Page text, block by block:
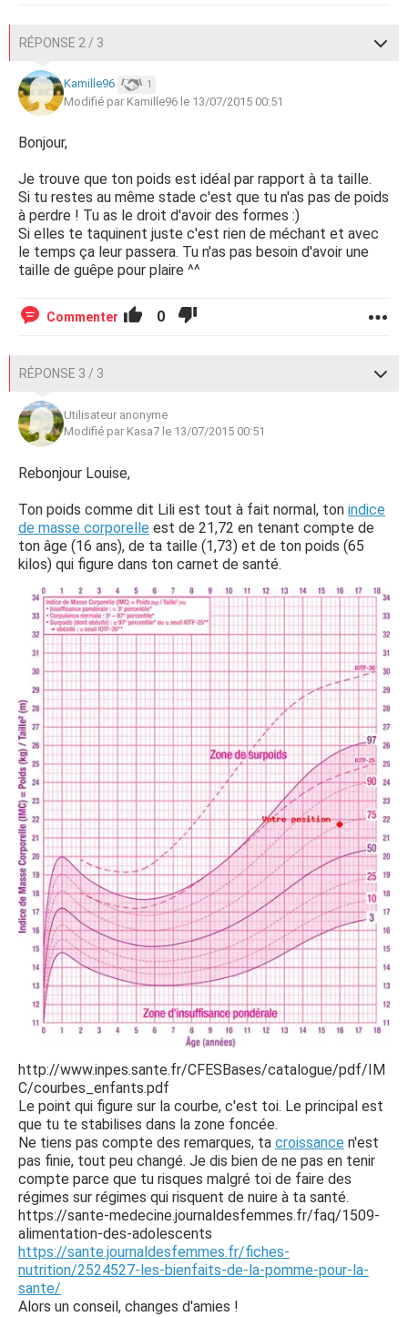
RÉPONSE 2 / 3
Kamille96 1
Modifié par Kamille96 le 13/07/2015 00:51
Bonjour,
Je trouve que ton poids est idéal par rapport à ta taille.
Si tu restes au même stade c'est que tu n'as pas de poids
à perdre ! Tu as le droit d'avoir des formes :)
Si elles te taquinent juste c'est rien de méchant et avec
le temps ça leur passera. Tu n'as pas besoin d'avoir une
taille de guêpe pour plaire ^^
Commenter 0
RÉPONSE 3 / 3
Utilisateur anonyme
Modifié par Kasa7 le 13/07/2015 00:51
Rebonjour Louise,
Ton poids comme dit Lili est tout à fait normal, ton indice
de masse corporelle est de 21,72 en tenant compte de
ton âge (16 ans), de ta taille (1,73) et de ton poids (65
kilos) qui figure dans ton carnet de santé.
http://www.inpes.sante.fr/CFESBases/catalogue/pdf/IM
C/courbes_enfants.pdf
Le point qui figure sur la courbe, c'est toi. Le principal est
que tu te stabilises dans la zone foncée.
Ne tiens pas compte des remarques, ta croissance n'est
pas finie, tout peu changé. Je dis bien de ne pas en tenir
compte parce que tu risques malgré toi de faire des
régimes sur régimes qui risquent de nuire à ta santé.
https://sante-medecine.journaldesfemmes.fr/faq/1509-
alimentation-des-adolescents
https://sante.journaldesfemmes.fr/fiches-
nutrition/2524527-les-bienfaits-de-la-pomme-pour-la-
sante/
Alors un conseil, changes d'amies !